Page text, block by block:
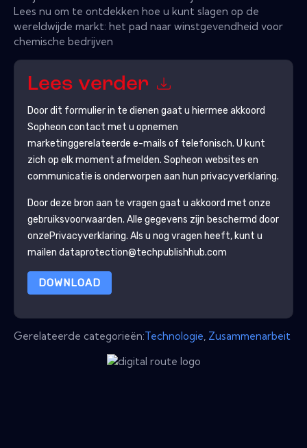
Lees nu om te ontdekken hoe u kunt slagen op de
wereldwijde markt: het pad naar winstgevendheid voor
chemische bedrijven
Lees verder
Door dit formulier in te dienen gaat u hiermee akkoord
Sopheon contact met u opnemen
marketinggerelateerde e-mails of telefonisch. U kunt
zich op elk moment afmelden. Sopheon websites en
communicatie is onderworpen aan hun privacyverklaring.
Door deze bron aan te vragen gaat u akkoord met onze
gebruiksvoorwaarden. Alle gegevens zijn beschermd door
onzePrivacyverklaring. Als u nog vragen heeft, kunt u
mailen dataprotection@techpublishhub.com
DOWNLOAD
Gerelateerde categorieën:Technologie Zusammenarbeit